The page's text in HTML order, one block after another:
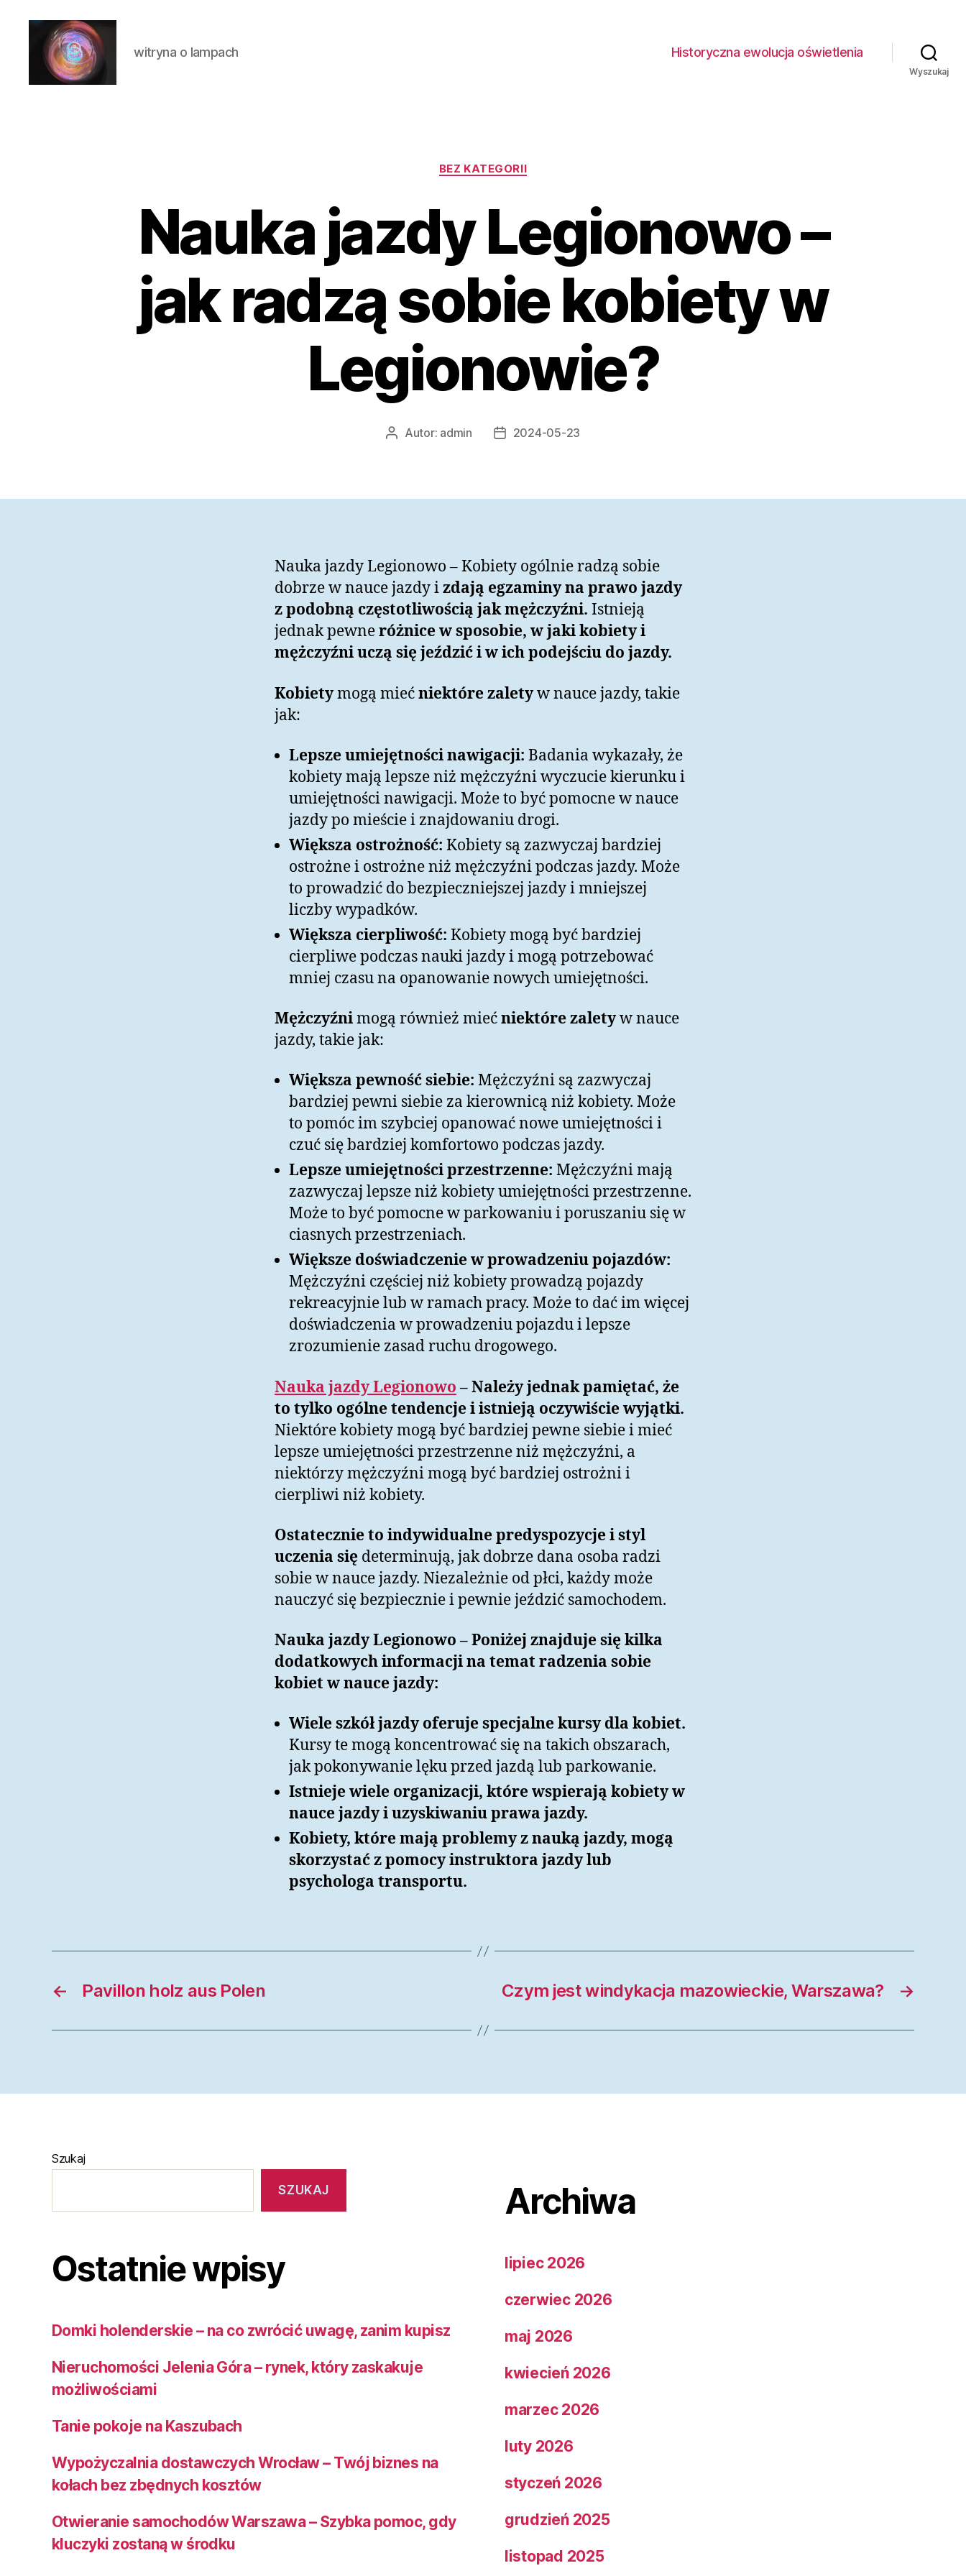
witryna o lampach Historyczna ewolucja oświetlenia
Wyszukaj
Kategorie
BEZ KATEGORII
Nauka jazdy Legionowo –
jak radzą sobie kobiety w
Legionowie?
AutorAutor: admin
Data2024-05-23
Nauka jazdy Legionowo – Kobiety ogólnie radzą sobie
dobrze w nauce jazdy izdają egzaminy na prawo jazdy
z podobną częstotliwością jak mężczyźni. Istnieją
jednak pewneróżnice w sposobie, w jaki kobiety i
mężczyźni uczą się jeździć i w ich podejściu do jazdy.
Kobietymogą miećniektóre zaletyw nauce jazdy, takie
jak:
Lepsze umiejętności nawigacji: Badania wykazały, że
kobiety mają lepsze niż mężczyźni wyczucie kierunku i
umiejętności nawigacji. Może to być pomocne w nauce
jazdy po mieście i znajdowaniu drogi.
Większa ostrożność: Kobiety są zazwyczaj bardziej
ostrożne i ostrożne niż mężczyźni podczas jazdy. Może
to prowadzić do bezpieczniejszej jazdy i mniejszej
liczby wypadków.
Większa cierpliwość: Kobiety mogą być bardziej
cierpliwe podczas nauki jazdy i mogą potrzebować
mniej czasu na opanowanie nowych umiejętności.
Mężczyźnimogą również miećniektóre zaletyw nauce
jazdy, takie jak:
Większa pewność siebie: Mężczyźni są zazwyczaj
bardziej pewni siebie za kierownicą niż kobiety. Może
to pomóc im szybciej opanować nowe umiejętności i
czuć się bardziej komfortowo podczas jazdy.
Lepsze umiejętności przestrzenne: Mężczyźni mają
zazwyczaj lepsze niż kobiety umiejętności przestrzenne.
Może to być pomocne w parkowaniu i poruszaniu się w
ciasnych przestrzeniach.
Większe doświadczenie w prowadzeniu pojazdów:
Mężczyźni częściej niż kobiety prowadzą pojazdy
rekreacyjnie lub w ramach pracy. Może to dać im więcej
doświadczenia w prowadzeniu pojazdu i lepsze
zrozumienie zasad ruchu drogowego.
Nauka jazdy Legionowo– Należy jednak pamiętać, że
to tylko ogólne tendencje i istnieją oczywiście wyjątki.
Niektóre kobiety mogą być bardziej pewne siebie i mieć
lepsze umiejętności przestrzenne niż mężczyźni, a
niektórzy mężczyźni mogą być bardziej ostrożni i
cierpliwi niż kobiety.
Ostatecznie to indywidualne predyspozycje i styl
uczenia się determinują, jak dobrze dana osoba radzi
sobie w nauce jazdy. Niezależnie od płci, każdy może
nauczyć się bezpiecznie i pewnie jeździć samochodem.
Nauka jazdy Legionowo – Poniżej znajduje się kilka
dodatkowych informacji na temat radzenia sobie
kobiet w nauce jazdy:
Wiele szkół jazdy oferuje specjalne kursy dla kobiet.
Kursy te mogą koncentrować się na takich obszarach,
jak pokonywanie lęku przed jazdą lub parkowanie.
Istnieje wiele organizacji, które wspierają kobiety w
nauce jazdy i uzyskiwaniu prawa jazdy.
Kobiety, które mają problemy z nauką jazdy, mogą
skorzystać z pomocy instruktora jazdy lub
psychologa transportu.
← Pavillon holz aus Polen →
Czym jest windykacja mazowieckie, Warszawa?
Szukaj
SZUKAJ
Ostatnie wpisy
Domki holenderskie – na co zwrócić uwagę, zanim kupisz
Nieruchomości Jelenia Góra – rynek, który zaskakuje
możliwościami
Tanie pokoje na Kaszubach
Wypożyczalnia dostawczych Wrocław – Twój biznes na
kołach bez zbędnych kosztów
Otwieranie samochodów Warszawa – Szybka pomoc, gdy
kluczyki zostaną w środku
Archiwa
lipiec 2026
czerwiec 2026
maj 2026
kwiecień 2026
marzec 2026
luty 2026
styczeń 2026
grudzień 2025
listopad 2025